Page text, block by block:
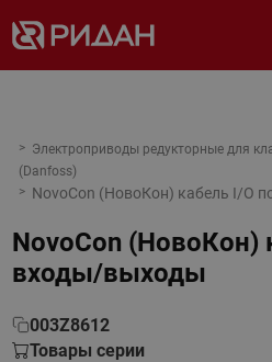
Электроприводы редукторные для
(Danfoss)
NovoCon (НовоКон) кабель I/O
NovoCon (НовоКон)
входы/выходы
003Z8612
Товары серии